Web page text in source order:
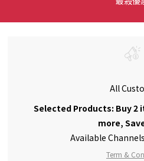
All
Selected Products: Buy 2
more,
Available
Term &